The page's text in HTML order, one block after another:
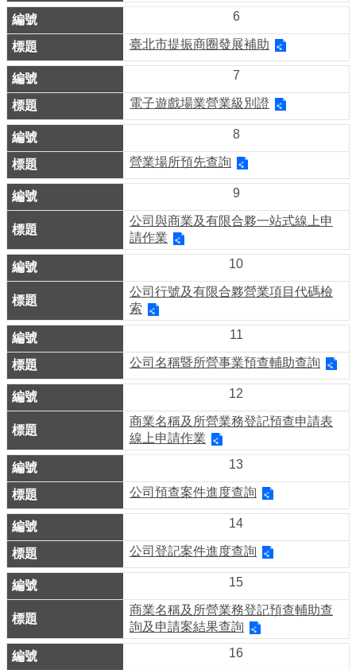
記
服
務
商
業
管
理
商
業
發
展
與
導
商
圈
廊
帶
介
影
音
專
區
網
站
導
覽
6
臺北市提振商圈發展補助
7
電子遊戲場業營業級別證
8
營業場所預先查詢
9
公司與商業及有限合夥一站式線上申
請作業
10
公司行號及有限合夥營業項目代碼檢
索
11
公司名稱暨所營事業預查輔助查詢
12
商業名稱及所營業務登記預查申請表
線上申請作業
13
公司預查案件進度查詢
14
公司登記案件進度查詢
15
商業名稱及所營業務登記預查輔助查
詢及申請案結果查詢
16